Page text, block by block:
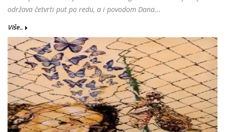
održava četvrti put po redu, a i povodom Dana...
Više...